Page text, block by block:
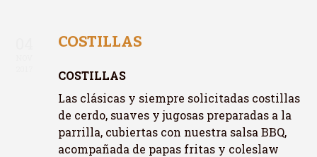
COSTILLAS
COSTILLAS
Las clásicas y siempre solicitadas costillas
de cerdo, suaves y jugosas preparadas a la
parrilla, cubiertas con nuestra salsa BBQ,
acompañada de papas fritas y coleslaw